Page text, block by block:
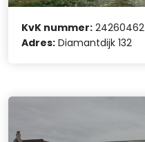
KvK nummer: 24260462
Adres: Diamantdijk 132